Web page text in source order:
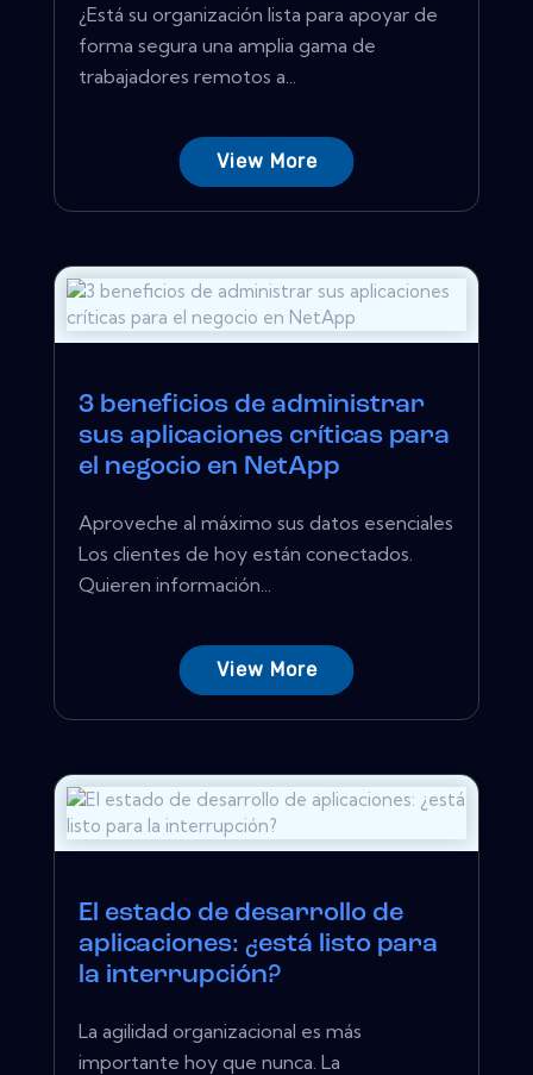
¿Está su organización lista para apoyar de
forma segura una amplia gama de
trabajadores remotos a...
View More
3 beneficios de administrar
sus aplicaciones críticas para
el negocio en NetApp
Aproveche al máximo sus datos esenciales
Los clientes de hoy están conectados.
Quieren información...
View More
El estado de desarrollo de
aplicaciones: ¿está listo para
la interrupción?
La agilidad organizacional es más
importante hoy que nunca. La